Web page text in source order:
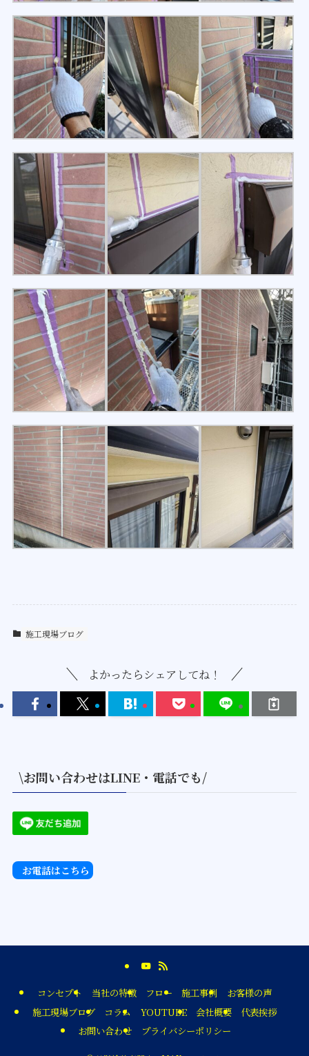
施工現場ブログ
よかったらシェアしてね！
\お問い合わせはLINE・電話でも/
お電話はこちら
コンセプト 当社の特徴 フロー 施工事例
お客様の声
施工現場ブログ
コラム YOUTUBE 会社概要
代表挨拶
お問い合わせ
プライバシーポリシー